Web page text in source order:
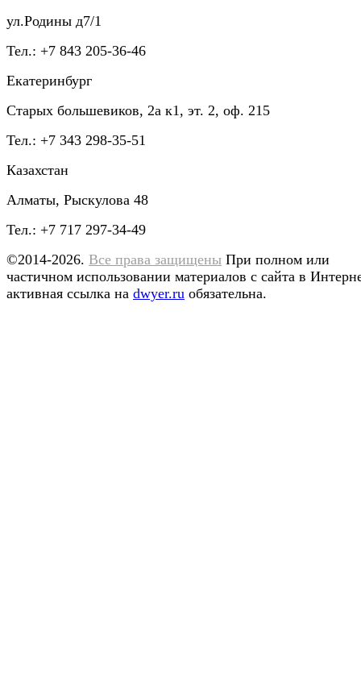
ул.Родины д7/1
Тел.: +7 843 205-36-46
Екатеринбург
Старых большевиков, 2а к1, эт. 2, оф. 215
Тел.: +7 343 298-35-51
Казахстан
Алматы, Рыскулова 48
Тел.: +7 717 297-34-49
©2014-2026. Все права защищены При полном или
частичном использовании материалов с сайта в
активная ссылка на dwyer.ru обязательна.